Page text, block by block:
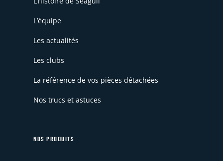
L’équipe
Les actualités
Les clubs
La référence de vos pièces détachées
Nos trucs et astuces
NOS PRODUITS